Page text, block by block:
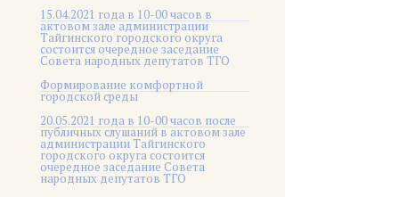
15.04.2021 года в 10-00 часов в
актовом зале администрации
Тайгинского городского округа
состоится очередное заседание
Совета народных депутатов ТГО
Формирование комфортной
городской среды
20.05.2021 года в 10-00 часов после
публичных слушаний в актовом зале
администрации Тайгинского
городского округа состоится
очередное заседание Совета
народных депутатов ТГО